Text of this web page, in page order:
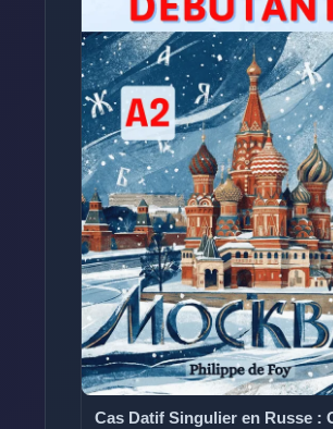
Cas Datif Singulier en Russe :